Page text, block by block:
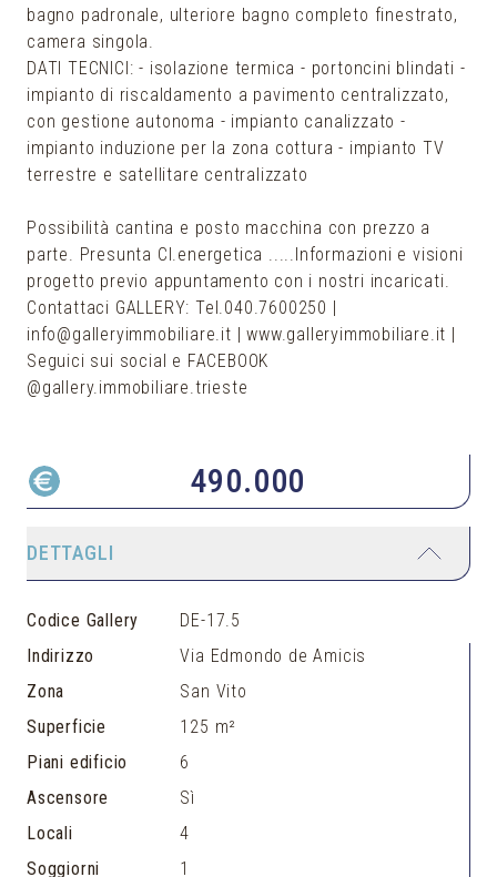
bagno padronale, ulteriore bagno completo finestrato,
camera singola.
DATI TECNICI: - isolazione termica - portoncini blindati -
impianto di riscaldamento a pavimento centralizzato,
con gestione autonoma - impianto canalizzato -
impianto induzione per la zona cottura - impianto TV
terrestre e satellitare centralizzato
Possibilità cantina e posto macchina con prezzo a
parte. Presunta Cl.energetica .....Informazioni e visioni
progetto previo appuntamento con i nostri incaricati.
Contattaci GALLERY: Tel.040.7600250 |
info@galleryimmobiliare.it | www.galleryimmobiliare.it |
Seguici sui social e FACEBOOK
@gallery.immobiliare.trieste
490.000
DETTAGLI
Codice Gallery
DE-17.5
Indirizzo
Via Edmondo de Amicis
Zona
San Vito
Superficie
125 m²
Piani edificio
6
Ascensore
Sì
Locali
4
Soggiorni
1